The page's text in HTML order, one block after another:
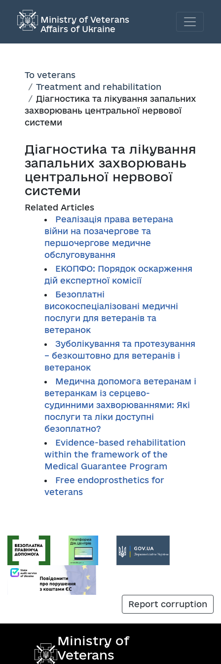
Ministry of Veterans
Affairs of Ukraine
To veterans
Treatment and rehabilitation
Діагностика та лікування запальних
захворювань центральної нервової
системи
Діагностика та лікування
запальних захворювань
центральної нервової
системи
Related Articles
Реалізація права ветерана
війни на позачергове та
першочергове медичне
обслуговування
ЕКОПФО: Порядок оскарження
дій експертної комісії
Безоплатні
високоспеціалізовані медичні
послуги для ветеранів та
ветеранок
Зуболікування та протезування
– безкоштовно для ветеранів і
ветеранок
Медична допомога ветеранам і
ветеранкам із серцево-
судинними захворюваннями: Які
послуги та ліки доступні
безоплатно?
Evidence-based rehabilitation
within the framework of the
Medical Guarantee Program
Free endoprosthetics for
veterans
Report corruption
Ministry of
Veterans